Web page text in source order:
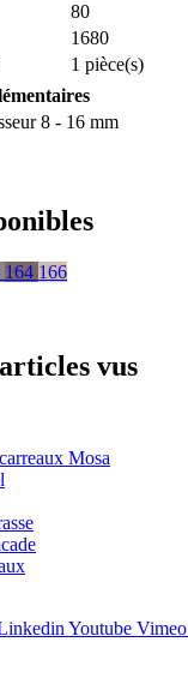
80
1680
1 pièce(s)
8 - 16 mm
164 166
vus
Mosa
Youtube Vimeo